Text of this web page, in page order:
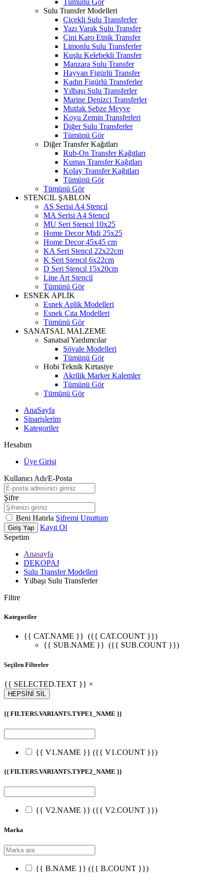
Tümünü Gör
Sulu Transfer Modelleri
Çiçekli Sulu Transferler
Yazı Varak Sulu Transfer
Çini Karo Etnik Transfer
Limonlu Sulu Transferler
Kuşlu Kelebekli Transfer
Manzara Sulu Transfer
Hayvan Figürlü Transfer
Kadın Figürlü Transferler
Yılbaşı Sulu Transferler
Marine Denizci Transferler
Mutfak Sebze Meyve
Koyu Zemin Transferleri
Diğer Sulu Transferler
Tümünü Gör
Diğer Transfer Kağıtları
Rub-On Transfer Kağıtları
Kumaş Transfer Kağıtları
Kolay Transfer Kağıtları
Tümünü Gör
Tümünü Gör
STENCIL ŞABLON
AS Serisi A4 Stencıl
MA Serisi A4 Stencıl
MU Seri Stencıl 10x25
Home Decor Midi 25x25
Home Decor 45x45 cm
KA Seri Stencıl 22x22cm
K Seri Stencıl 6x22cm
D Seri Stencıl 15x20cm
Line Art Stencil
Tümünü Gör
ESNEK APLİK
Esnek Aplik Modelleri
Esnek Çıta Modelleri
Tümünü Gör
SANATSAL MALZEME
Sanatsal Yardımcılar
Şövale Modelleri
Tümünü Gör
Hobi Teknik Kırtasiye
Akrilik Marker Kalemler
Tümünü Gör
Tümünü Gör
AnaSayfa
Siparişlerim
Kategoriler
Hesabım
Üye Girişi
Kullanıcı Adı/E-Posta
Şifre
Beni Hatırla Şifremi Unuttum
Giriş Yap
Kayıt Ol
Sepetim
Anasayfa
DEKOPAJ
Sulu Transfer Modelleri
Yılbaşı Sulu Transferler
Filtre
Kategoriler
{{ CAT.NAME }} ({{ CAT.COUNT }})
{{ SUB.NAME }} ({{ SUB.COUNT }})
Seçilen Filtreler
{{ SELECTED.TEXT }} ×
HEPSİNİ SİL
{{ FILTERS.VARIANTS.TYPE1_NAME }}
{{ V1.NAME }} ({{ V1.COUNT }})
{{ FILTERS.VARIANTS.TYPE2_NAME }}
{{ V2.NAME }} ({{ V2.COUNT }})
Marka
{{ B.NAME }} ({{ B.COUNT }})